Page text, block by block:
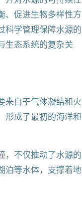
、促进生物多样性方
科学管理保障水源的
生态系统的复杂关
来自于气体凝结和火
形成了最初的海洋和
，不仅推动了水源的
泊等水体，支撑着地